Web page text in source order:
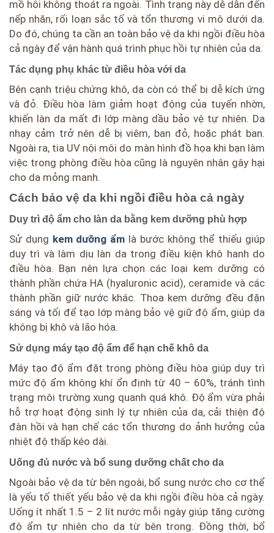
mồ hôi không thoát ra ngoài. Tình trạng này dễ dẫn đến
nếp nhăn, rối loạn sắc tố và tổn thương vi mô dưới da.
Do đó, chúng ta cần an toàn bảo vệ da khi ngồi điều hòa
cả ngày để vận hành quá trình phục hồi tự nhiên của da.
Tác dụng phụ khác từ điều hòa với da
Bên cạnh triệu chứng khô, da còn có thể bị dễ kích ứng
và đỏ. Điều hòa làm giảm hoạt động của tuyến nhờn,
khiến làn da mất đi lớp màng dầu bảo vệ tự nhiên. Da
nhạy cảm trở nên dễ bị viêm, ban đỏ, hoặc phát ban.
Ngoài ra, tia UV nội môi do màn hình đồ họa khi bạn làm
việc trong phòng điều hòa cũng là nguyên nhân gây hại
cho da mỏng manh.
Cách bảo vệ da khi ngồi điều hòa cả ngày
Duy trì độ ẩm cho làn da bằng kem dưỡng phù hợp
Sử dụng kem dưỡng ẩm là bước không thể thiếu giúp
duy trì và làm dịu làn da trong điều kiện khô hanh do
điều hòa. Bạn nên lựa chọn các loại kem dưỡng có
thành phần chứa HA (hyaluronic acid), ceramide và các
thành phần giữ nước khác. Thoa kem dưỡng đều đặn
sáng và tối để tạo lớp màng bảo vệ giữ độ ẩm, giúp da
không bị khô và lão hóa.
Sử dụng máy tạo độ ẩm để hạn chế khô da
Máy tạo độ ẩm đặt trong phòng điều hòa giúp duy trì
mức độ ẩm không khí ổn định từ 40 – 60%, tránh tình
trạng môi trường xung quanh quá khô. Độ ẩm vừa phải
hỗ trợ hoạt động sinh lý tự nhiên của da, cải thiện độ
đàn hồi và hạn chế các tổn thương do ảnh hưởng của
nhiệt độ thấp kéo dài.
Uống đủ nước và bổ sung dưỡng chất cho da
Ngoài bảo vệ da từ bên ngoài, bổ sung nước cho cơ thể
là yếu tố thiết yếu bảo vệ da khi ngồi điều hòa cả ngày.
Uống ít nhất 1.5 – 2 lít nước mỗi ngày giúp tăng cường
độ ẩm tự nhiên cho da từ bên trong. Đồng thời, bổ